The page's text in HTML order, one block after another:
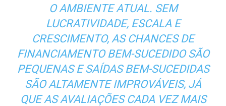
O AMBIENTE ATUAL. SEM
LUCRATIVIDADE, ESCALA E
CRESCIMENTO, AS CHANCES DE
FINANCIAMENTO BEM-SUCEDIDO SÃO
PEQUENAS E SAÍDAS BEM-SUCEDIDAS
SÃO ALTAMENTE IMPROVÁVEIS, JÁ
QUE AS AVALIAÇÕES CADA VEZ MAIS